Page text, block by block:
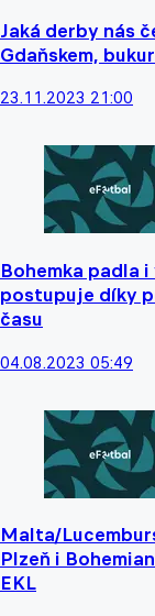
Jaká derby nás
Gdaňskem,
23.11.2023 21:00
Bohemka padla
postupuje díky
času
04.08.2023 05:49
Malta/
Plzeň i
EKL